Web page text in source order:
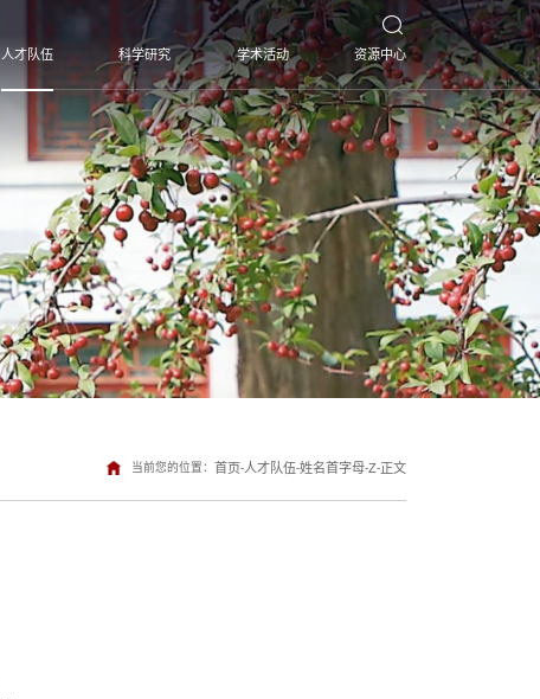
人才队伍 科学研究 学术活动 资源中心
当前您的位置：首页-人才队伍-姓名首字母-Z-正文